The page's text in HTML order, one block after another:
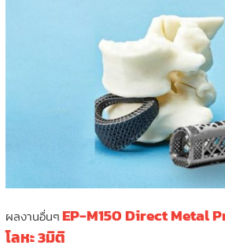
ผลงานอื่นๆEP-M150 Direct Metal
โลหะ 3มิติ